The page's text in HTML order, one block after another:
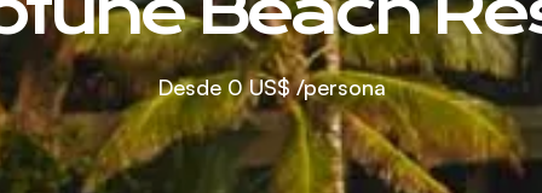
Desde0 US$/persona